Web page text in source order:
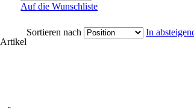
Auf die Wunschliste
Artikel
Sortieren nach In